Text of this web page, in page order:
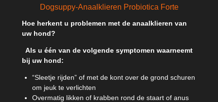
n
e
n
Dogsuppy-Anaalklieren Probiotica Forte
Hoe herkent u problemen met de anaalklieren van
uw hond?
Als u één van de volgende symptomen waarneemt
bij uw hond:
“Sleetje rijden” of met de kont over de grond schuren
om jeuk te verlichten
Overmatig likken of krabben rond de staart of anus